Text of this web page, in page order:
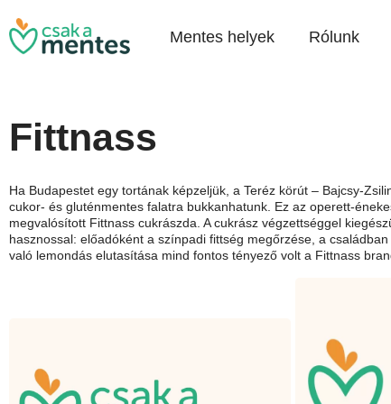
Mentes helyek Rólunk
Fittnass
Ha Budapestet egy tortának képzeljük, a Teréz körút – Bajcsy-
cukor- és gluténmentes falatra bukkanhatunk. Ez az operett-
megvalósított Fittnass cukrászda. A cukrász végzettséggel
hasznossal: előadóként a színpadi fittség megőrzése, a
való lemondás elutasítása mind fontos tényező volt a Fittnass